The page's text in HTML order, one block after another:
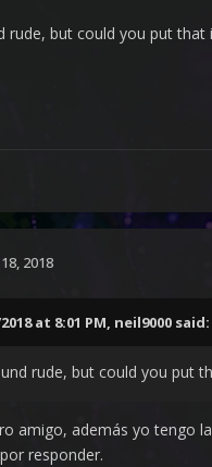
rude, but could you put that
2018
at 8:01 PM, neil9000said:
rude, but could you put
amigo, además yo tengo
responder.